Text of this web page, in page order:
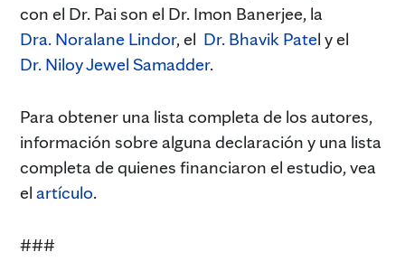
con el Dr. Pai son el Dr. Imon Banerjee, la
Dra. Noralane Lindor, el Dr. Bhavik Patel y el
Dr. Niloy Jewel Samadder.
Para obtener una lista completa de los autores,
información sobre alguna declaración y una lista
completa de quienes financiaron el estudio, vea
el artículo.
###